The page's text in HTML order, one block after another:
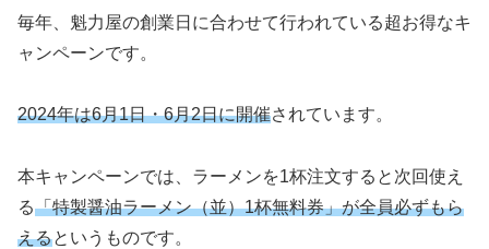
毎年、魁力屋の創業日に合わせて行われている超お得なキ
ャンペーンです。
2024年は6月1日・6月2日に開催されています。
本キャンペーンでは、ラーメンを1杯注文すると次回使え
る「特製醤油ラーメン（並）1杯無料券」が全員必ずもら
えるというものです。